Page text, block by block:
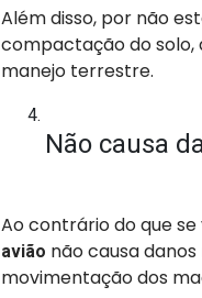
Além disso, por não
compactação do solo,
manejo terrestre.
Não causa
Ao contrário do que
avião não causa
movimentação dos